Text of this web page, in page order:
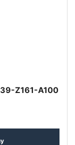
Z161-A100